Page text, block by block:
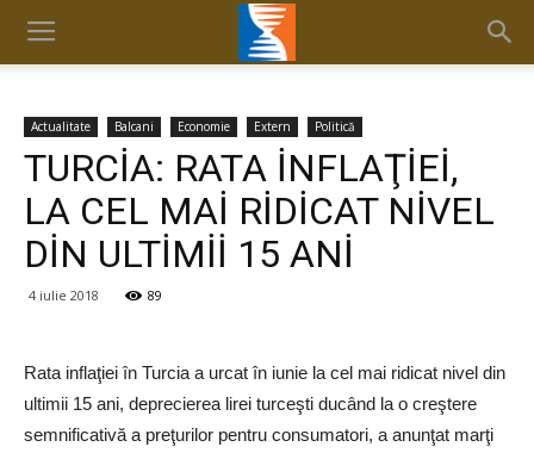
Actualitate Balcani Economie Extern Politică
TURCİA: RATA İNFLAŢİEİ,
LA CEL MAİ RİDİCAT NİVEL
DİN ULTİMİİ 15 ANİ
4 iulie 2018 89
Rata inflaţiei în Turcia a urcat în iunie la cel mai ridicat nivel din
ultimii 15 ani, deprecierea lirei turceşti ducând la o creştere
semnificativă a preţurilor pentru consumatori, a anunţat marţi